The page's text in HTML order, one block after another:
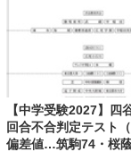
【中学受験2027】四
回合不合判定テスト（
偏差値…筑駒74・桜